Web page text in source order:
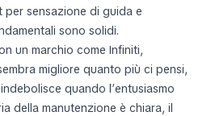
sensazione di guida e
sono solidi.
un marchio come Infiniti,
migliore quanto più ci pensi,
quando l’entusiasmo
della manutenzione è chiara, il